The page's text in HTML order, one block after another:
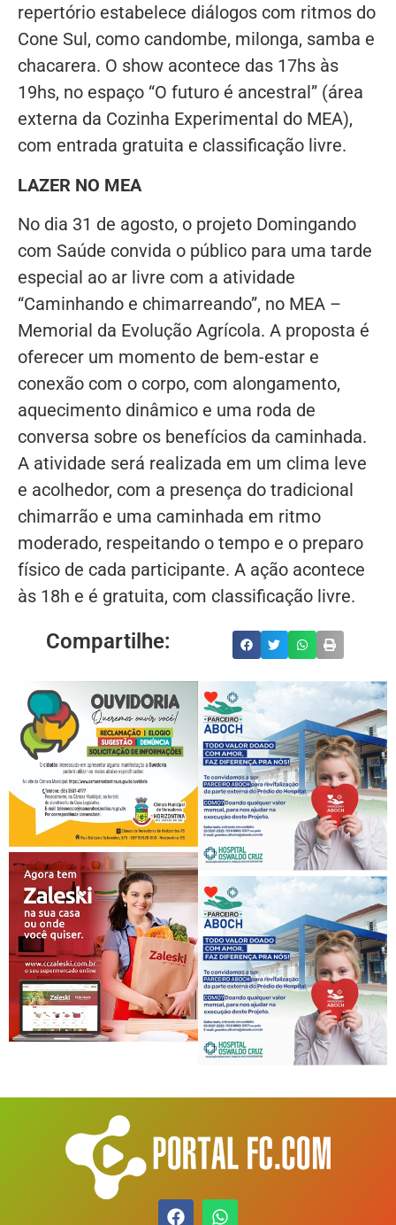
repertório estabelece diálogos com ritmos do
Cone Sul, como candombe, milonga, samba e
chacarera. O show acontece das 17hs às
19hs, no espaço “O futuro é ancestral” (área
externa da Cozinha Experimental do MEA),
com entrada gratuita e classificação livre.
LAZER NO MEA
No dia 31 de agosto, o projeto Domingando
com Saúde convida o público para uma tarde
especial ao ar livre com a atividade
“Caminhando e chimarreando”, no MEA –
Memorial da Evolução Agrícola. A proposta é
oferecer um momento de bem-estar e
conexão com o corpo, com alongamento,
aquecimento dinâmico e uma roda de
conversa sobre os benefícios da caminhada.
A atividade será realizada em um clima leve
e acolhedor, com a presença do tradicional
chimarrão e uma caminhada em ritmo
moderado, respeitando o tempo e o preparo
físico de cada participante. A ação acontece
às 18h e é gratuita, com classificação livre.
Compartilhe: